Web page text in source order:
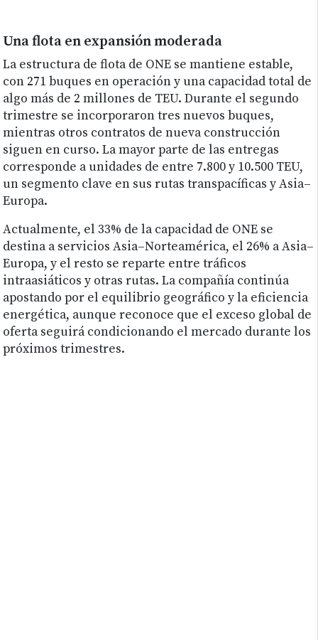
Una flota en expansión moderada
La estructura de flota de ONE se mantiene estable,
con 271 buques en operación y una capacidad total de
algo más de 2 millones de TEU. Durante el segundo
trimestre se incorporaron tres nuevos buques,
mientras otros contratos de nueva construcción
siguen en curso. La mayor parte de las entregas
corresponde a unidades de entre 7.800 y 10.500 TEU,
un segmento clave en sus rutas transpacíficas y Asia–
Europa.
Actualmente, el 33% de la capacidad de ONE se
destina a servicios Asia–Norteamérica, el 26% a Asia–
Europa, y el resto se reparte entre tráficos
intraasiáticos y otras rutas. La compañía continúa
apostando por el equilibrio geográfico y la eficiencia
energética, aunque reconoce que el exceso global de
oferta seguirá condicionando el mercado durante los
próximos trimestres.